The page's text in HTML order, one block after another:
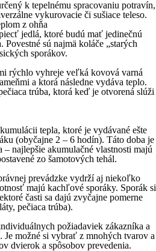
k tepelnému spracovaniu potravín,
vykurovacie či sušiace teleso.
z ohňa
jedlá, ktoré budú mať jedinečnú
sú najmä koláče „starých
sporákov.
rýchlo vyhreje veľká kovová varná
a ktorá následne vydáva teplo.
trúba, ktorá keď je otvorená slúži
tepla, ktoré je vydávané ešte
(obyčajne 2 – 6 hodín). Táto doba je
najlepšie akumulačné vlastnosti majú
zo šamotových tehál.
prevádzke vydrží aj niekoľko
majú kachľové sporáky. Sporák si
časti sa dajú zvyčajne pomerne
pečiaca trúba).
požiadaviek zákazníka a
možné si vybrať z mnohých tvarov a
dvierok a spôsobov prevedenia.